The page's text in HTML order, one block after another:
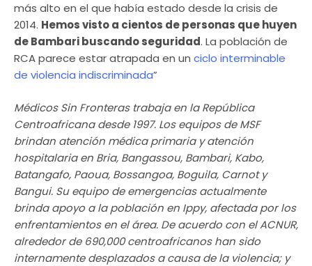
más alto en el que había estado desde la crisis de
2014. Hemos visto a cientos de personas que huyen
de Bambari buscando seguridad. La población de
RCA parece estar atrapada en un ciclo interminable
de violencia indiscriminada”
Médicos Sin Fronteras trabaja en la República
Centroafricana desde 1997. Los equipos de MSF
brindan atención médica primaria y atención
hospitalaria en Bria, Bangassou, Bambari, Kabo,
Batangafo, Paoua, Bossangoa, Boguila, Carnot y
Bangui. Su equipo de emergencias actualmente
brinda apoyo a la población en Ippy, afectada por los
enfrentamientos en el área. De acuerdo con el ACNUR,
alrededor de 690,000 centroafricanos han sido
internamente desplazados a causa de la violencia; y